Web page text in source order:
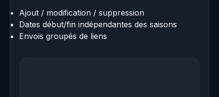
Ajout / modification / suppression
Dates début/fin indépendantes des saisons
Envois groupés de liens